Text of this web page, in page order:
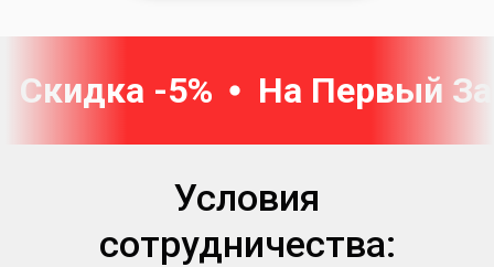
Условия
сотрудничества:
Скидка -5% На Первый